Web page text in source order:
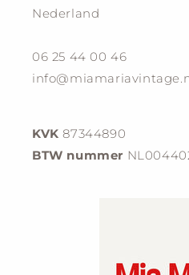
Nederland
06 25 44 00 46
KVK 87344890
BTW nummer